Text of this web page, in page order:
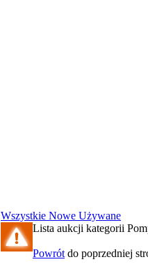
Wszystkie Nowe Używane
Lista aukcji kategorii
Powrót do poprzedniej